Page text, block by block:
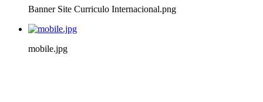
Banner Site Curriculo Internacional.png
mobile.jpg